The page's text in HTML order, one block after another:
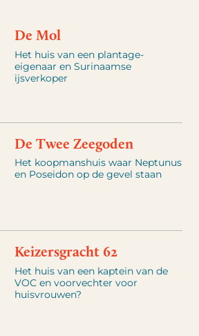
De Mol
Het huis van een plantage-
eigenaar en Surinaamse
ijsverkoper
De Twee Zeegoden
Het koopmanshuis waar Neptunus
en Poseidon op de gevel staan
Keizersgracht 62
Het huis van een kaptein van de
VOC en voorvechter voor
huisvrouwen?